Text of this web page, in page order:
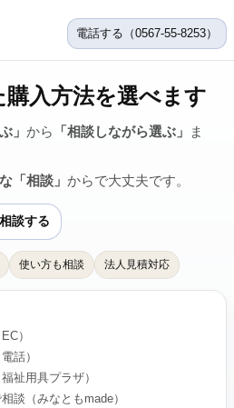
電話する（0567-55-8253）
入方法を選べます
」 から 「相談しながら選ぶ」
ま
「相談」 からで大丈夫です。
談する
使い方も相談 法人見積対応
）
話）
祉用具プラザ）
談（みなともmade）